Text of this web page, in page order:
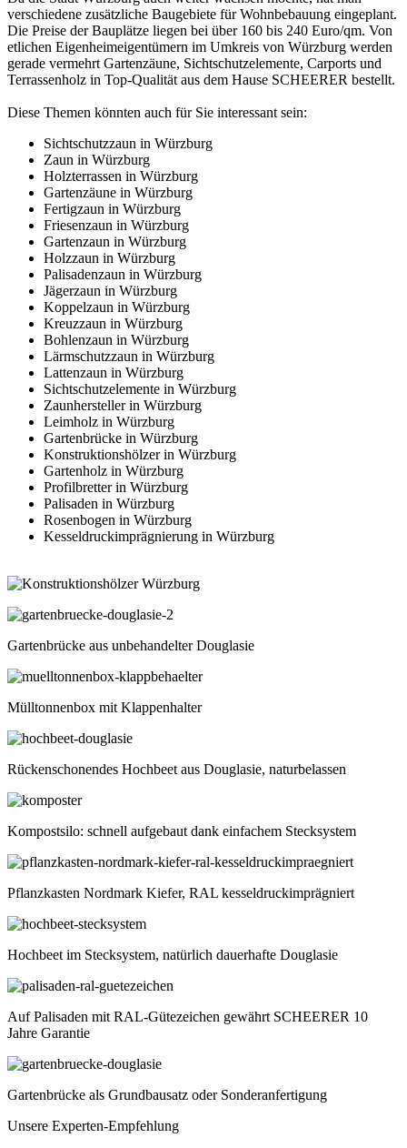
verschiedene zusätzliche Baugebiete für Wohnbebauung eingeplant.
Die Preise der Bauplätze liegen bei über 160 bis 240 Euro/qm. Von
etlichen Eigenheimeigentümern im Umkreis von Würzburg werden
gerade vermehrt Gartenzäune, Sichtschutzelemente, Carports und
Terrassenholz in Top-Qualität aus dem Hause SCHEERER bestellt.
Diese Themen könnten auch für Sie interessant sein:
Sichtschutzzaun in Würzburg
Zaun in Würzburg
Holzterrassen in Würzburg
Gartenzäune in Würzburg
Fertigzaun in Würzburg
Friesenzaun in Würzburg
Gartenzaun in Würzburg
Holzzaun in Würzburg
Palisadenzaun in Würzburg
Jägerzaun in Würzburg
Koppelzaun in Würzburg
Kreuzzaun in Würzburg
Bohlenzaun in Würzburg
Lärmschutzzaun in Würzburg
Lattenzaun in Würzburg
Sichtschutzelemente in Würzburg
Zaunhersteller in Würzburg
Leimholz in Würzburg
Gartenbrücke in Würzburg
Konstruktionshölzer in Würzburg
Gartenholz in Würzburg
Profilbretter in Würzburg
Palisaden in Würzburg
Rosenbogen in Würzburg
Kesseldruckimprägnierung in Würzburg
Gartenbrücke aus unbehandelter Douglasie
Mülltonnenbox mit Klappenhalter
Rückenschonendes Hochbeet aus Douglasie, naturbelassen
Kompostsilo: schnell aufgebaut dank einfachem Stecksystem
Pflanzkasten Nordmark Kiefer, RAL kesseldruckimprägniert
Hochbeet im Stecksystem, natürlich dauerhafte Douglasie
Auf Palisaden mit RAL-Gütezeichen gewährt SCHEERER 10
Jahre Garantie
Gartenbrücke als Grundbausatz oder Sonderanfertigung
Unsere Experten-Empfehlung